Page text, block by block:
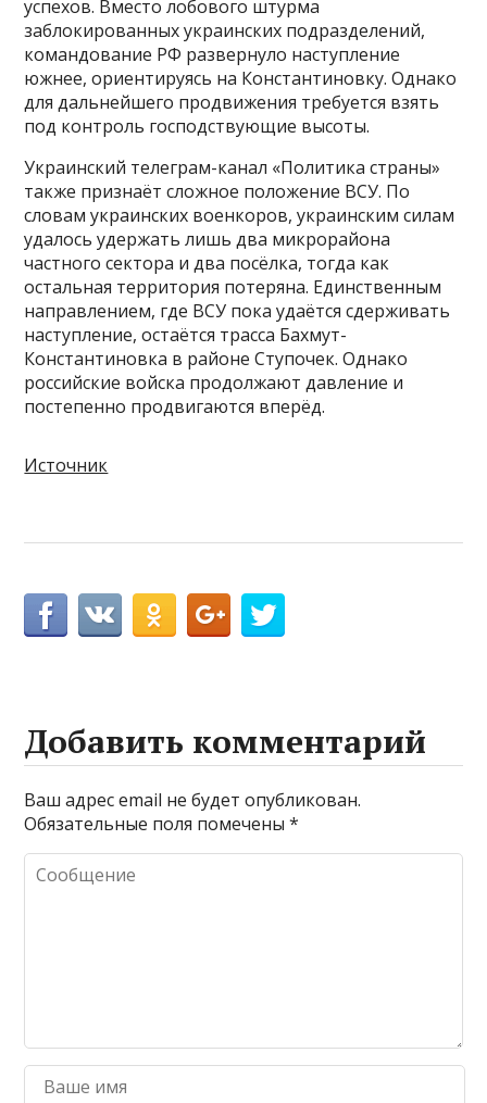
успехов. Вместо лобового штурма
заблокированных украинских подразделений,
командование РФ развернуло наступление
южнее, ориентируясь на Константиновку. Однако
для дальнейшего продвижения требуется взять
под контроль господствующие высоты.
Украинский телеграм-канал «Политика страны»
также признаёт сложное положение ВСУ. По
словам украинских военкоров, украинским силам
удалось удержать лишь два микрорайона
частного сектора и два посёлка, тогда как
остальная территория потеряна. Единственным
направлением, где ВСУ пока удаётся сдерживать
наступление, остаётся трасса Бахмут-
Константиновка в районе Ступочек. Однако
российские войска продолжают давление и
постепенно продвигаются вперёд.
Источник
Добавить комментарий
Ваш адрес email не будет опубликован.
Обязательные поля помечены*